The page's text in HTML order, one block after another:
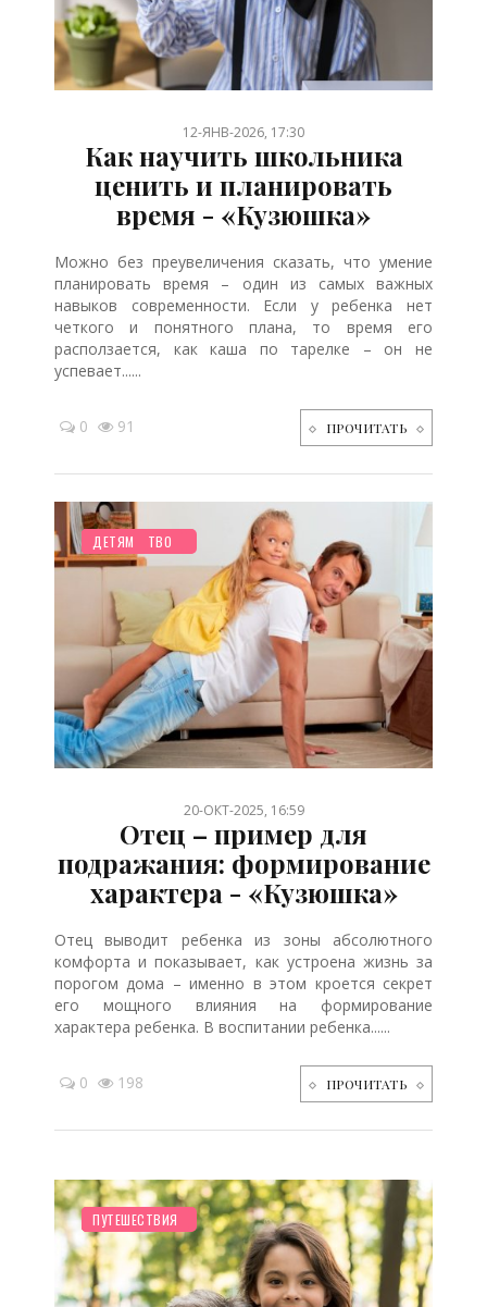
///// ///// ///
12-ЯНВ-2026, 17:30
Как научить школьника
ценить и планировать
время - «Кузюшка»
Можно без преувеличения сказать, что умение
планировать время – один из самых важных
навыков современности. Если у ребенка нет
четкого и понятного плана, то время его
расползается, как каша по тарелке – он не
успевает......
0 91 ПРОЧИТАТЬ
НОВОСТИ МИРА
/
ПЛАНИРОВАНИЕ
/
РЕБЕНОК
/
ДО ГОДА
/
СТАРШЕ ГОДА
/
СЕМЬЯ
/
ЗДОРОВЬЕ
/
ПСИХОЛОГИЯ
/
ДОМ
/
ТВОРЧЕСТВО
ОТДЫХ
ДЕТЯМ
20-ОКТ-2025, 16:59
Отец – пример для
подражания: формирование
характера - «Кузюшка»
Отец выводит ребенка из зоны абсолютного
комфорта и показывает, как устроена жизнь за
порогом дома – именно в этом кроется секрет
его мощного влияния на формирование
характера ребенка. В воспитании ребенка......
0 198 ПРОЧИТАТЬ
НОВОСТИ МИРА
ПЛАНИРОВАНИЕ
СТАРШЕ ГОДА
СЕМЬЯ
ПСИХОЛОГИЯ
ТВОРЧЕСТВО
ОТДЫХ
ПУТЕШЕСТВИЯ